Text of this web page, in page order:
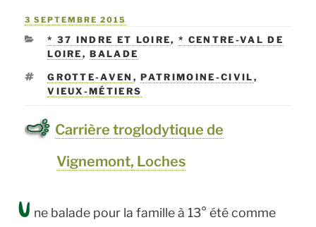
PUBLIÉ
3 SEPTEMBRE 2015
CATÉGORIES
* 37 INDRE ET LOIRE,* CENTRE-VAL DE
LOIRE ,BALADE
ÉTIQUETTES
GROTTE-AVEN ,PATRIMOINE-CIVIL ,
VIEUX-MÉTIERS
Carrière troglodytique de
Vignemont, Loches
U ne balade pour la famille à 13° été comme